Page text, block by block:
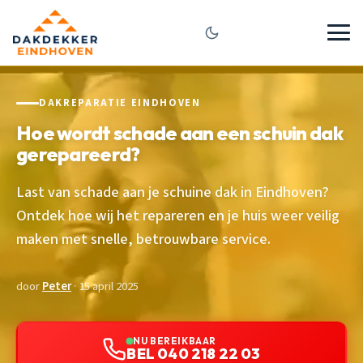
DAKREPARATIE EINDHOVEN
Hoe wordt schade aan een schuin dak
gerepareerd?
Last van schade aan je schuine dak in Eindhoven?
Ontdek hoe wij het repareren en je huis weer veilig
maken met snelle, betrouwbare service.
doorPeter· 15 april 2025
NU BEREIKBAAR
BEL 040 218 22 03